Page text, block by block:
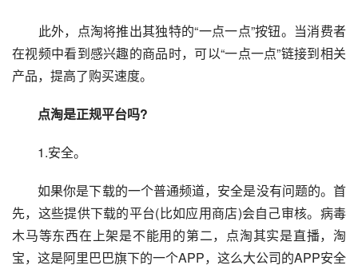
此外，点淘将推出其独特的“一点一点”按钮。当消费者
在视频中看到感兴趣的商品时，可以“一点一点”链接到相关
产品，提高了购买速度。
点淘是正规平台吗?
1.安全。
如果你是下载的一个普通频道，安全是没有问题的。首
先，这些提供下载的平台(比如应用商店)会自己审核。病毒
木马等东西在上架是不能用的第二，点淘其实是直播，淘
宝，这是阿里巴巴旗下的一个APP，这么大公司的APP安全